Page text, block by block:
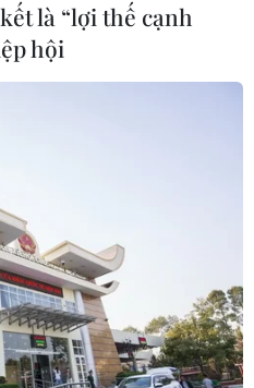
là “lợi thế cạnh
hội